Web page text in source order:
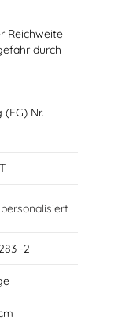
Reichweite
durch
Nr.
-2